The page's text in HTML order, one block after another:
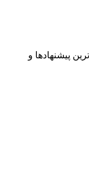
پیشنهادها و